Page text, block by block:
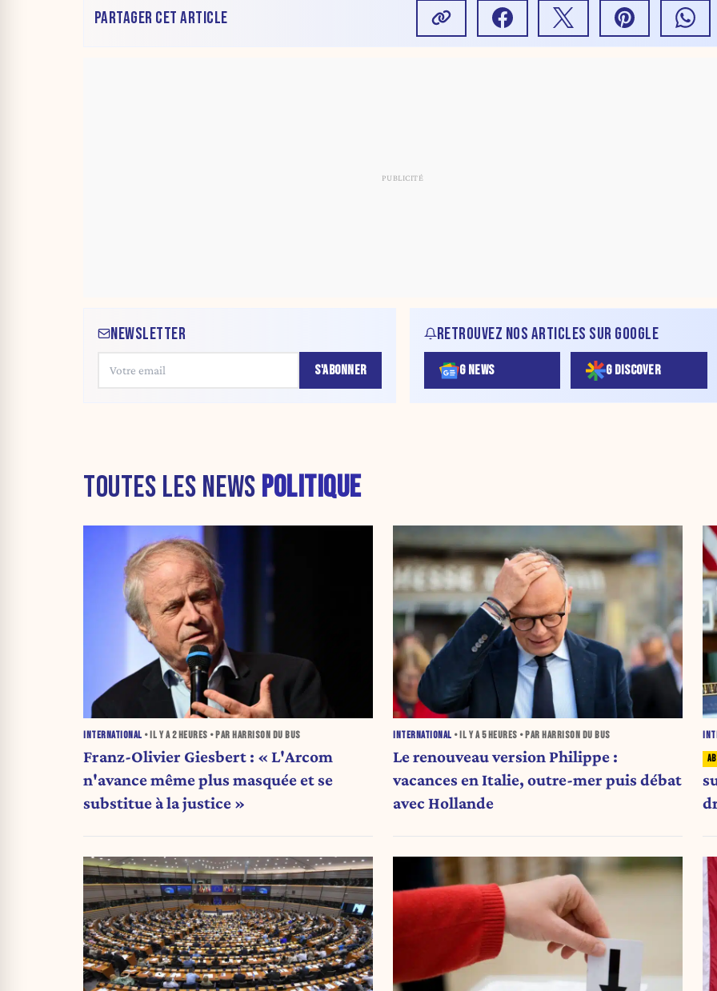
PARTAGER CET ARTICLE
NEWSLETTER
S'ABONNER
RETROUVEZ NOS ARTICLES SUR GOOGLE
G NEWS G DISCOVER
TOUTES LES NEWS POLITIQUE
INTERNATIONAL • IL Y A2 HEURES • PAR HARRISON DU BUS
Franz-Olivier Giesbert : « L'Arcom
n'avance même plus masquée et se
substitue à la justice »
INTERNATIONAL • IL Y A5 HEURES • PAR HARRISON DU BUS
Le renouveau version Philippe :
vacances en Italie, outre-mer puis débat
avec Hollande